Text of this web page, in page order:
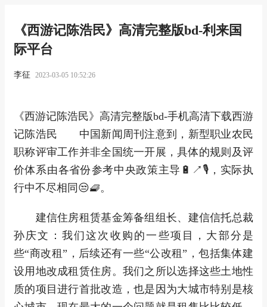
《西游记陈浩民》高清完整版bd-利来国
际平台
李征 2023-03-05 10:52:26
《西游记陈浩民》高清完整版bd-手机高清下载西游
记陈浩民 中国新闻周刊注意到，新型职业农民
职称评审工作并非全国统一开展，具体的规则及评
价体系由各省份参考中央政策主导🔋↗🎙，实际执
行中不尽相同😒🧇。
建信住房租赁基金筹备组组长、建信信托总裁
孙庆文：我们这次收购的一些项目，大部分是
些“商改租”，后续还有一些“公改租”，包括集体建
设用地改成租赁住房。我们之所以选择这些土地性
质的项目进行首批改造，也是因为大城市特别是核